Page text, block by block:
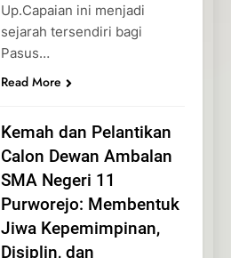
Up.Capaian ini menjadi
sejarah tersendiri bagi
Pasus…
Read More
Kemah dan Pelantikan
Calon Dewan Ambalan
SMA Negeri 11
Purworejo: Membentuk
Jiwa Kepemimpinan,
Disiplin, dan